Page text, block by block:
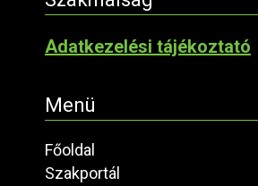
Adatkezelési tájékoztató
Menü
Főoldal
Szakportál